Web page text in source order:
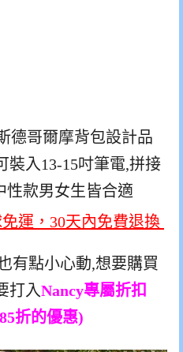
運，30天內免費退換
有點小心動,想要購買
打入Nancy專屬折扣
折的優惠)